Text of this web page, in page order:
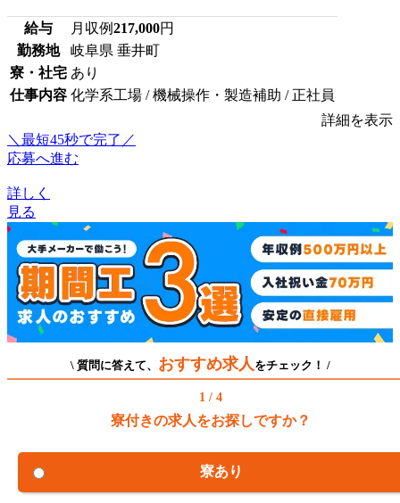
給与 月収例217,000円
勤務地
岐阜県 垂井町
寮・社宅 あり
仕事内容 化学系工場 / 機械操作・製造補助 / 正社員
詳細を表示
＼最短45秒で完了／
応募へ進む
詳しく
見る
\ 質問に答えて、 おすすめ求人 をチェック！ /
1 / 4
寮付きの求人をお探しですか？
寮あり